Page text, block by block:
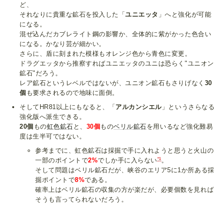
ど、
それなりに貴重な鉱石を投入した「ユニエッタ 」へと強化が可能
になる。
混ぜ込んだカブレライト鋼の影響か、全体的に紫がかった色合い
になる。かなり芸が細かい。
さらに、盾に刻まれた模様もオレンジ色から青色に変更。
ドラグエッタから推察すればユニエッタのユニは恐らく"ユニオン
鉱石"だろう。
レア鉱石というレベルではないが、ユニオン鉱石もさりげなく 30
個 も要求されるので地味に面倒。
そしてHR81以上にもなると、「 アルカンシエル」というさらなる
強化版へ派生できる。
20個 もの虹色鉱石 と、 30個 ものベリル鉱石を用いるなど強化難易
度は生半可ではない。
参考までに、虹色鉱石は採掘で手に入れようと思うと火山の
一部のポイントで2%でしか手に入らない*1。
そして問題はベリル鉱石だが、峡谷のエリア5に1か所ある採
掘ポイントで8%である。
確率上はベリル鉱石の収集の方が楽だが、必要個数を見れば
そうも言ってられないだろう。